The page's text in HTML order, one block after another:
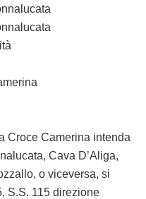
Croce Camerina intenda
Cava D’Aliga,
o viceversa, si
S.S. 115 direzione